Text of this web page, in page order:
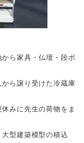
ら家具・仏壇・段ボ
ら譲り受けた冷蔵庫
みに先生の荷物をま
型建築模型の積込